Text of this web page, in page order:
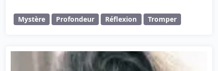
Mystère Profondeur Réflexion Tromper